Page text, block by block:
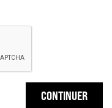
CONTINUER